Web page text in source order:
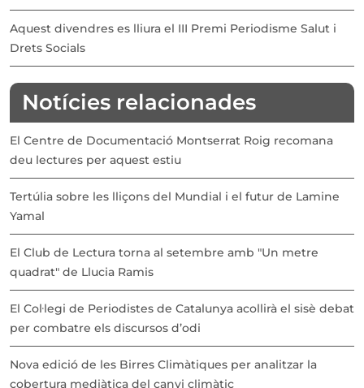
Aquest divendres es lliura el III Premi Periodisme Salut i
Drets Socials
Notícies relacionades
El Centre de Documentació Montserrat Roig recomana
deu lectures per aquest estiu
Tertúlia sobre les lliçons del Mundial i el futur de Lamine
Yamal
El Club de Lectura torna al setembre amb "Un metre
quadrat" de Llucia Ramis
El Col·legi de Periodistes de Catalunya acollirà el sisè debat
per combatre els discursos d’odi
Nova edició de les Birres Climàtiques per analitzar la
cobertura mediàtica del canvi climàtic